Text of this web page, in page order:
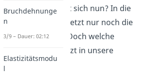
Zugspannung ergibt sich nun? In die
Formel müssen wir jetzt nur noch die
Fläche A einsetzen. Doch welche
Fläche setzen wir jetzt in unsere
Formel ein?
Bruchdehnunge
n
3/9 – Dauer: 02:12
Elastizitätsmodu
l